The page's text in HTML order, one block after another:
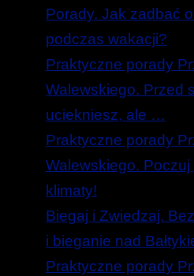
Porady. Jak zadbać
podczas wakacji?
Praktyczne porady
Walewskiego. Przed
uciekniesz, ale …
Praktyczne porady
Walewskiego.
klimaty!
Biegaj i Zwiedzaj.
i bieganie nad
Praktyczne porady